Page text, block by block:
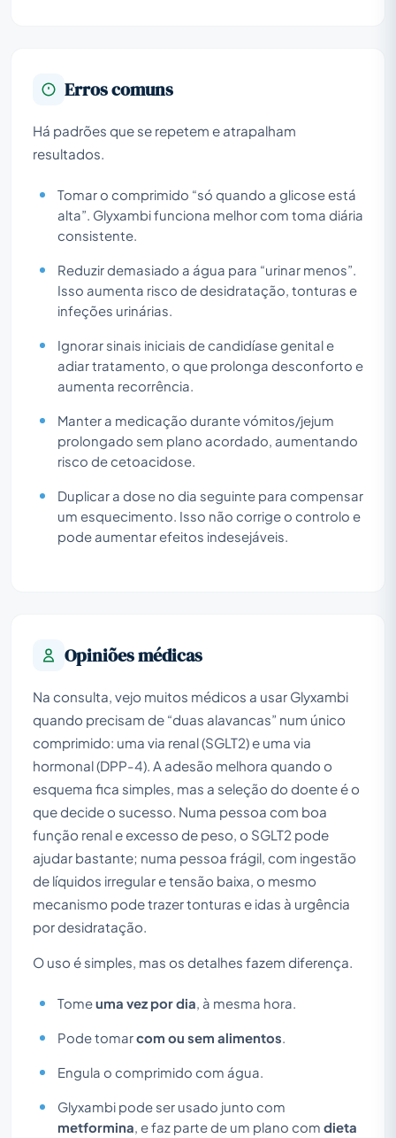
Erros comuns
Há padrões que se repetem e atrapalham
resultados.
Tomar o comprimido “só quando a glicose está
alta”. Glyxambi funciona melhor com toma diária
consistente.
Reduzir demasiado a água para “urinar menos”.
Isso aumenta risco de desidratação, tonturas e
infeções urinárias.
Ignorar sinais iniciais de candidíase genital e
adiar tratamento, o que prolonga desconforto e
aumenta recorrência.
Manter a medicação durante vómitos/jejum
prolongado sem plano acordado, aumentando
risco de cetoacidose.
Duplicar a dose no dia seguinte para compensar
um esquecimento. Isso não corrige o controlo e
pode aumentar efeitos indesejáveis.
Opiniões médicas
Na consulta, vejo muitos médicos a usar Glyxambi
quando precisam de “duas alavancas” num único
comprimido: uma via renal (SGLT2) e uma via
hormonal (DPP-4). A adesão melhora quando o
esquema fica simples, mas a seleção do doente é o
que decide o sucesso. Numa pessoa com boa
função renal e excesso de peso, o SGLT2 pode
ajudar bastante; numa pessoa frágil, com ingestão
de líquidos irregular e tensão baixa, o mesmo
mecanismo pode trazer tonturas e idas à urgência
por desidratação.
O uso é simples, mas os detalhes fazem diferença.
Tomeuma vez por dia , à mesma hora.
Pode tomarcom ou sem alimentos
Engula o comprimido com água.
Glyxambi pode ser usado junto com
metformina , e faz parte de um plano com dieta